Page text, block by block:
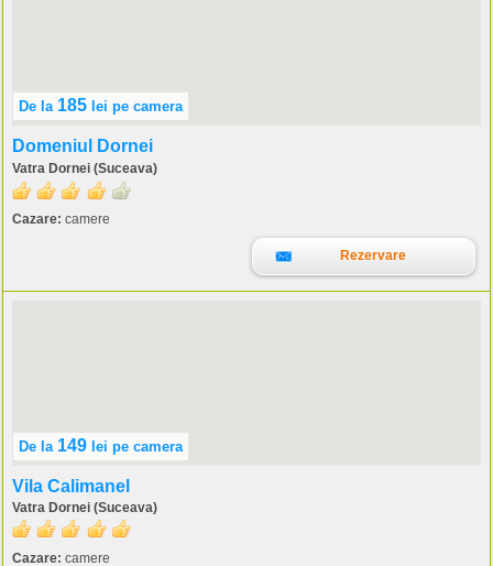
De la 185 lei pe camera
Domeniul Dornei
Vatra Dornei (Suceava)
Cazare: camere
Rezervare
De la 149 lei pe camera
Vila Calimanel
Vatra Dornei (Suceava)
Cazare: camere